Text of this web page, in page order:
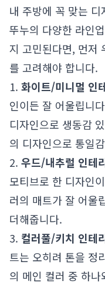
내 주방에 꼭 맞는 디
뚜누의 다양한 라인
지 고민된다면, 먼저
를 고려해야 합니다.
1. 화이트/미니멀 인
인이든 잘 어울립니
디자인으로 생동감
의 디자인으로 통일
2. 우드/내추럴 인테
모티브로 한 디자인
러의 매트가 잘 어울
더해줍니다.
3. 컬러풀/키치 인테
트는 오히려 톤을 정
의 메인 컬러 중 하